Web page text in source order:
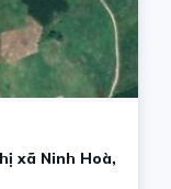
xã Ninh Hoà,